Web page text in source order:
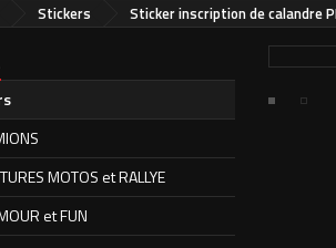
Stickers Sticker inscription de calandre
MOTOS et RALLYE
et FUN